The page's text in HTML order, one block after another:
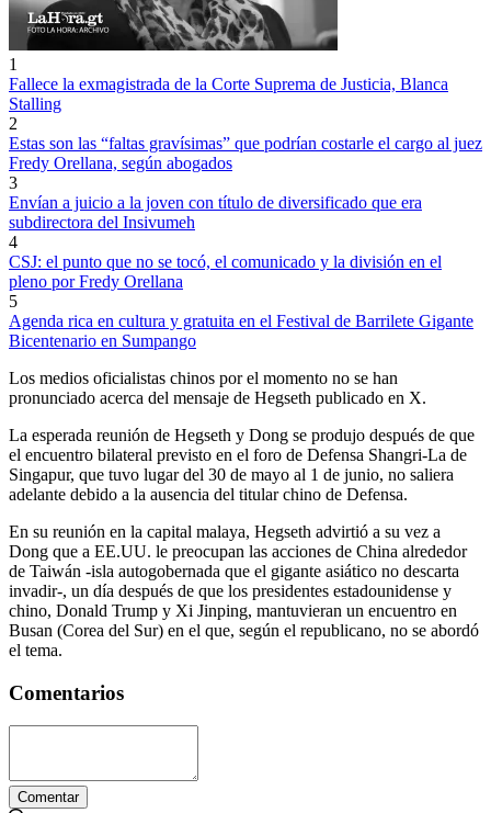
1
Fallece la exmagistrada de la Corte Suprema de Justicia, Blanca
Stalling
2
Estas son las “faltas gravísimas” que podrían costarle el cargo al juez
Fredy Orellana, según abogados
3
Envían a juicio a la joven con título de diversificado que era
subdirectora del Insivumeh
4
CSJ: el punto que no se tocó, el comunicado y la división en el
pleno por Fredy Orellana
5
Agenda rica en cultura y gratuita en el Festival de Barrilete Gigante
Bicentenario en Sumpango
Los medios oficialistas chinos por el momento no se han
pronunciado acerca del mensaje de Hegseth publicado en X.
La esperada reunión de Hegseth y Dong se produjo después de que
el encuentro bilateral previsto en el foro de Defensa Shangri-La de
Singapur, que tuvo lugar del 30 de mayo al 1 de junio, no saliera
adelante debido a la ausencia del titular chino de Defensa.
En su reunión en la capital malaya, Hegseth advirtió a su vez a
Dong que a EE.UU. le preocupan las acciones de China alrededor
de Taiwán -isla autogobernada que el gigante asiático no descarta
invadir-, un día después de que los presidentes estadounidense y
chino, Donald Trump y Xi Jinping, mantuvieran un encuentro en
Busan (Corea del Sur) en el que, según el republicano, no se abordó
el tema.
Comentarios
Comentar